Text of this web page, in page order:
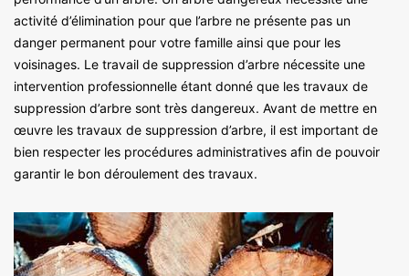
activité d’élimination pour que l’arbre ne présente pas un
danger permanent pour votre famille ainsi que pour les
voisinages. Le travail de suppression d’arbre nécessite une
intervention professionnelle étant donné que les travaux de
suppression d’arbre sont très dangereux. Avant de mettre en
œuvre les travaux de suppression d’arbre, il est important de
bien respecter les procédures administratives afin de pouvoir
garantir le bon déroulement des travaux.